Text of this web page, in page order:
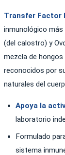
Transfer Factor
inmunológico
(del calostro) y
mezcla de
reconocidos por
naturales del
Apoya la
laboratorio
Formulado
sistema